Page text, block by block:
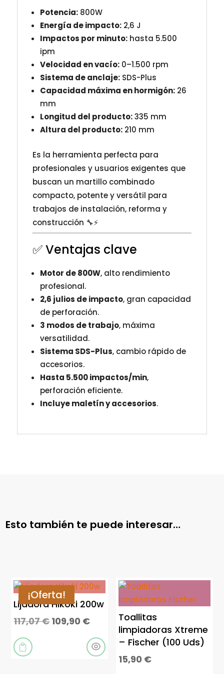
Potencia:800W
Energía de impacto:2,6 J
Impactos por minuto:hasta 5.500
ipm
Velocidad en vacío:0–1.500 rpm
Sistema de anclaje:SDS-Plus
Capacidad máxima en hormigón:26
mm
Longitud del producto:335 mm
Altura del producto:210 mm
Es la herramienta perfecta para
profesionales y usuarios exigentes que
buscan un martillo combinado
compacto, potente y versátil para
trabajos de instalación, reforma y
construcción 🔧⚡
✅ Ventajas clave
Motor de 800W, alto rendimiento
profesional.
2,6 julios de impacto, gran capacidad
de perforación.
3 modos de trabajo, máxima
versatilidad.
Sistema SDS-Plus, cambio rápido de
accesorios.
Hasta 5.500 impactos/min,
perforación eficiente.
Incluye maletín y accesorios.
Esto también te puede interesar…
¡Oferta!
Lijadora Hikoki 200w
117,07€El
original
109,90 €El
precio
actual
es:

Toallitas
limpiadoras Xtreme
– Fischer (100 Uds)
15,90 €